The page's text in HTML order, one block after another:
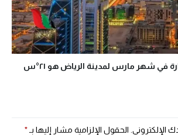
في شهر مارس لمدينة الرياض هو ٢١°س
الإلكتروني. الحقول الإلزامية مشار إليها بـ *